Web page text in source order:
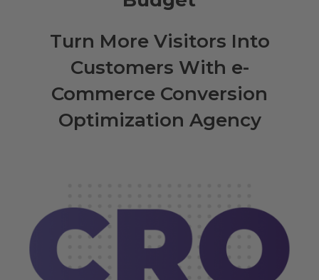
Turn More Visitors Into
Customers With e-
Commerce Conversion
Optimization Agency